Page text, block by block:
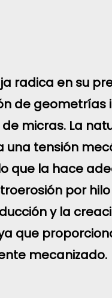
radica en su
de geometrías
micras. La
una tensión
que la hace
por
y la
que
mecanizado.